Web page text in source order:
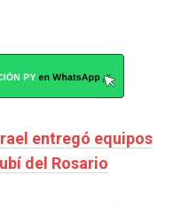
entregó equipos
del Rosario